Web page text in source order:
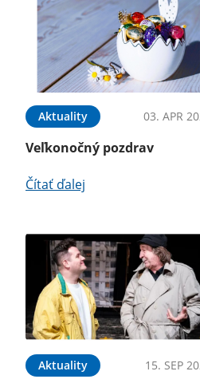
Aktuality 03. APR
Veľkonočný pozdrav
Čítať ďalej
Aktuality 15. SEP